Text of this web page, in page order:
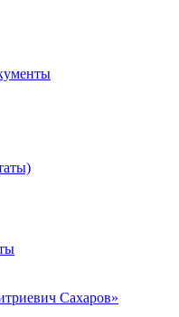
Сахаров»